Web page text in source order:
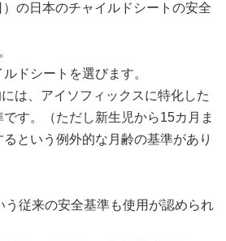
の日本のチャイルドシートの安全
ドシートを選びます。
は、アイソフィックスに特化した
す。（ただし新生児から15カ月ま
という例外的な月齢の基準があり
う従来の安全基準も使用が認められ